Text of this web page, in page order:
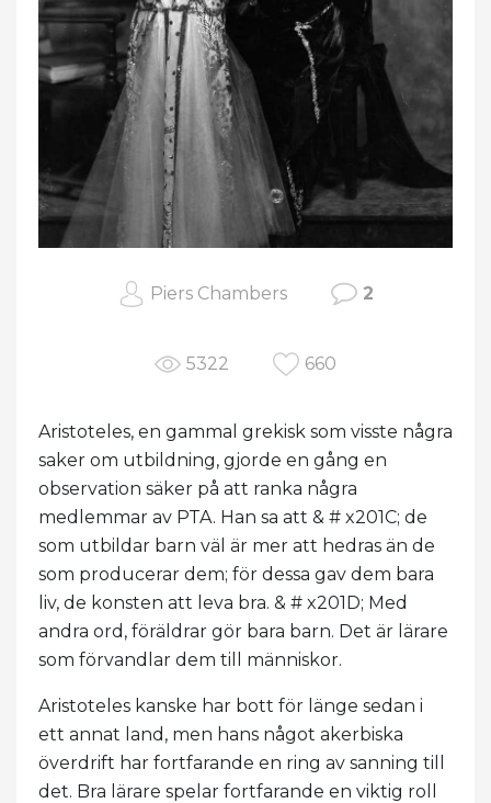
Piers Chambers 2
5322 660
Aristoteles, en gammal grekisk som visste några
saker om utbildning, gjorde en gång en
observation säker på att ranka några
medlemmar av PTA. Han sa att & # x201C; de
som utbildar barn väl är mer att hedras än de
som producerar dem; för dessa gav dem bara
liv, de konsten att leva bra. & # x201D; Med
andra ord, föräldrar gör bara barn. Det är lärare
som förvandlar dem till människor.
Aristoteles kanske har bott för länge sedan i
ett annat land, men hans något akerbiska
överdrift har fortfarande en ring av sanning till
det. Bra lärare spelar fortfarande en viktig roll